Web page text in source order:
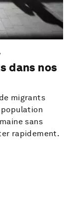
dans nos
migrants
sans
rapidement.